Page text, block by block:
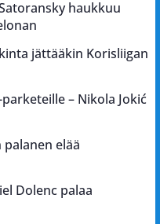
haukkuu
jättääkin Korisliigan
– Nikola Jokić
elää
Dolenc palaa